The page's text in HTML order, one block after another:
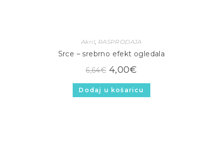
Akril, RASPRODAJA
Srce – srebrno efekt ogledala
6,64€ 4,00€
Dodaj u košaricu